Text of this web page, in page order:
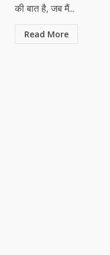
की बात है, जब मैं...
Read More